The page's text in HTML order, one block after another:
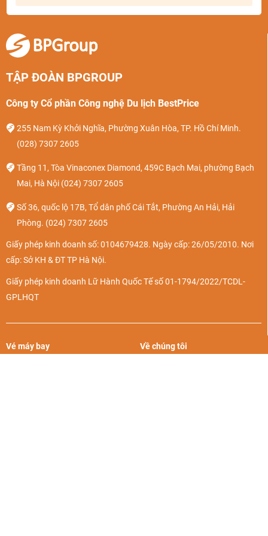
TẬP ĐOÀN BPGROUP
Công ty Cổ phần Công nghệ Du lịch BestPrice
255 Nam Kỳ Khởi Nghĩa, Phường Xuân Hòa, TP. Hồ Chí Minh.
(028) 7307 2605
Tầng 11, Tòa Vinaconex Diamond, 459C Bạch Mai, phường Bạch
Mai, Hà Nội (024) 7307 2605
Số 36, quốc lộ 17B, Tổ dân phố Cái Tắt, Phường An Hải, Hải
Phòng. (024) 7307 2605
Giấy phép kinh doanh số: 0104679428. Ngày cấp: 26/05/2010. Nơi
cấp: Sở KH & ĐT TP Hà Nội.
Giấy phép kinh doanh Lữ Hành Quốc Tế số 01-1794/2022/TCDL-
GPLHQT
Vé máy bay Về chúng tôi